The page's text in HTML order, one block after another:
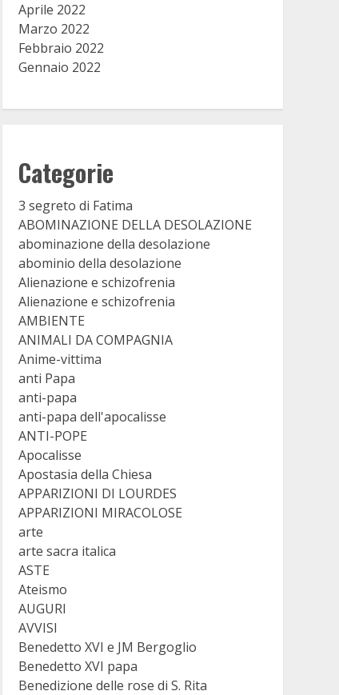
Aprile 2022
Marzo 2022
Febbraio 2022
Gennaio 2022
Categorie
3 segreto di Fatima
ABOMINAZIONE DELLA DESOLAZIONE
abominazione della desolazione
abominio della desolazione
Alienazione e schizofrenia
Alienazione e schizofrenia
AMBIENTE
ANIMALI DA COMPAGNIA
Anime-vittima
anti Papa
anti-papa
anti-papa dell'apocalisse
ANTI-POPE
Apocalisse
Apostasia della Chiesa
APPARIZIONI DI LOURDES
APPARIZIONI MIRACOLOSE
arte
arte sacra italica
ASTE
Ateismo
AUGURI
AVVISI
Benedetto XVI e JM Bergoglio
Benedetto XVI papa
Benedizione delle rose di S. Rita